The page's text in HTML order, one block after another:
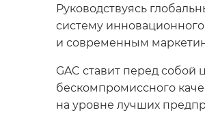
Руководствуясь
систему
и современным
GAC ставит перед
бескомпромиссного
на уровне лучших